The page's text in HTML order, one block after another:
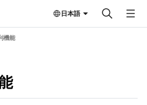
日本語
機能